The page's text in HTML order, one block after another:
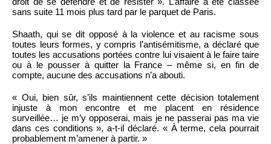
sans suite 11 mois plus tard par le parquet de Paris.
Shaath, qui se dit opposé à la violence et au racisme sous
toutes leurs formes, y compris l’antisémitisme, a déclaré que
toutes les accusations portées contre lui visaient à le faire taire
ou à le pousser à quitter la France – même si, en fin de
compte, aucune des accusations n’a abouti.
« Oui, bien sûr, s’ils maintiennent cette décision totalement
injuste à mon encontre et me placent en résidence
surveillée… je m’y opposerai, mais je ne passerai pas ma vie
dans ces conditions », a-t-il déclaré. « À terme, cela pourrait
probablement m’amener à partir. »